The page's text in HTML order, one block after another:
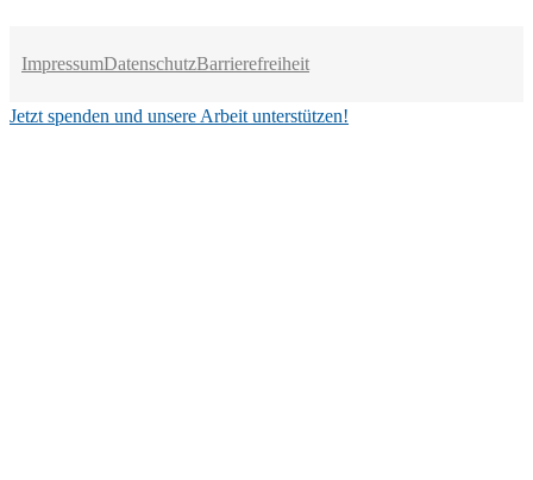
ImpressumDatenschutzBarrierefreiheit
Jetzt spenden und unsere Arbeit unterstützen!